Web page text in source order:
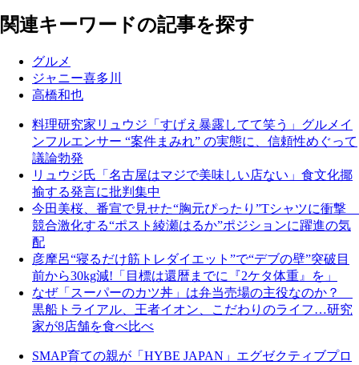
関連キーワードの記事を探す
グルメ
ジャニー喜多川
高橋和也
料理研究家リュウジ「すげえ暴露してて笑う」グルメイ
ンフルエンサー “案件まみれ” の実態に、信頼性めぐって
議論勃発
リュウジ氏「名古屋はマジで美味しい店ない」食文化揶
揄する発言に批判集中
今田美桜、番宣で見せた“胸元ぴったり”Tシャツに衝撃
競合激化する“ポスト綾瀬はるか”ポジションに躍進の気
配
彦摩呂“寝るだけ筋トレダイエット”で“デブの壁”突破目
前から30kg減!「目標は還暦までに『2ケタ体重』を」
なぜ「スーパーのカツ丼」は弁当売場の主役なのか？
黒船トライアル、王者イオン、こだわりのライフ…研究
家が8店舗を食べ比べ
SMAP育ての親が「HYBE JAPAN」エグゼクティブプロ